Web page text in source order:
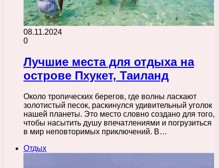
08.11.2024
0
Лучшие места для отдыха на
острове Пхукет, Таиланд
Около тропических берегов, где волны ласкают
золотистый песок, раскинулся удивительный уголок
нашей планеты. Это место словно создано для того,
чтобы насытить душу впечатлениями и погрузиться
в мир неповторимых приключений. В…
Отдых